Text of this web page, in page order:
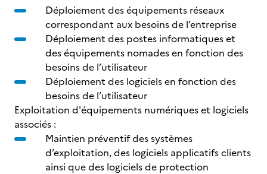
Déploiement des équipements réseaux
correspondant aux besoins de l’entreprise
Déploiement des postes informatiques et
des équipements nomades en fonction des
besoins de l’utilisateur
Déploiement des logiciels en fonction des
besoins de l’utilisateur
Exploitation d'équipements numériques et logiciels
associés :
Maintien préventif des systèmes
d’exploitation, des logiciels applicatifs clients
ainsi que des logiciels de protection